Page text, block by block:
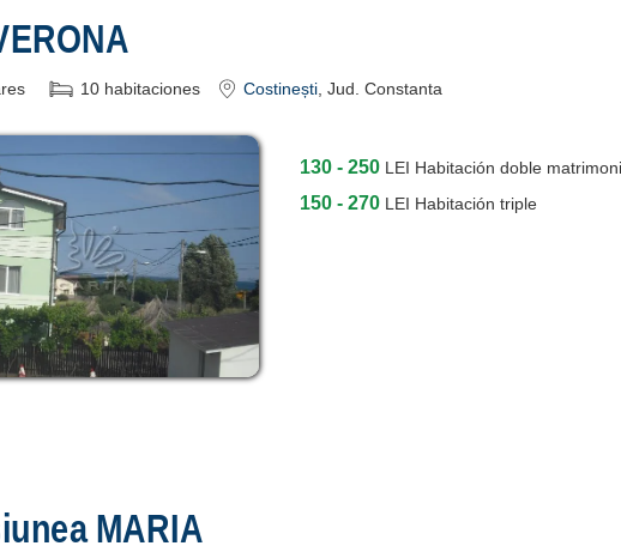
10 habitaciones Costinești , Jud. Constanta
130 - 250 LEI Habitación doble
150 - 270 LEI Habitación triple
MARIA